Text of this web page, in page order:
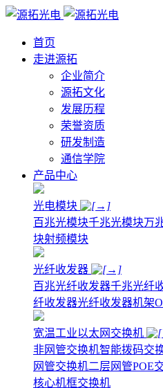
首页
走进源拓
企业简介
源拓文化
发展历程
荣誉资质
研发制造
通信学院
产品中心
光电模块
百兆光模块千兆光模块万
块射频模块
光纤收发器
百兆光纤收发器千兆光纤
纤收发器光纤收发器机架
宽温工业以太网交换机
非网管交换机智能拨码交
网管交换机二层网管POE
核心机框交换机